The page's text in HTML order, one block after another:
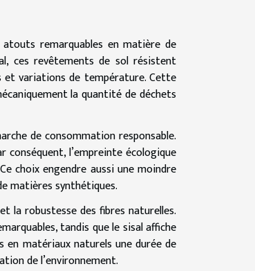
remarquables en matière de
ces revêtements de sol résistent
et variations de température. Cette
la quantité de déchets
de consommation responsable.
l’empreinte écologique
choix engendre aussi une moindre
matières synthétiques.
la robustesse des fibres naturelles.
tandis que le sisal affiche
en matériaux naturels une durée de
de l’environnement.